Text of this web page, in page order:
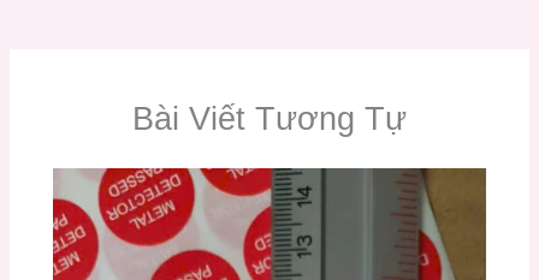
Bài Viết Tương Tự